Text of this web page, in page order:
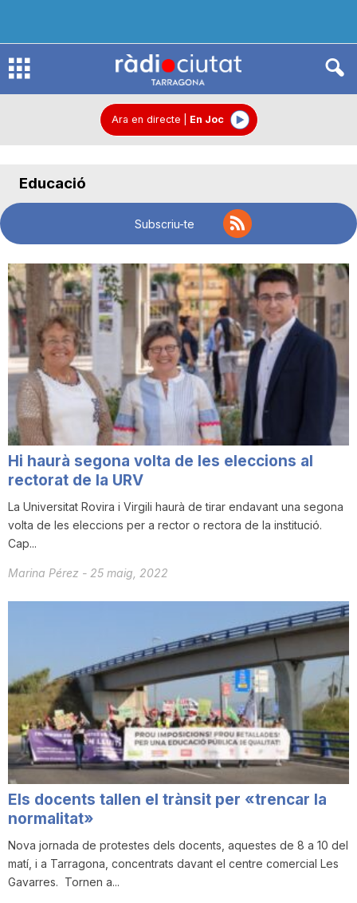
R
i
t
a
t
e
T
a
r
Ara en directe En Joc
Educació
Subscriu-te
Hi haurà segona volta de les eleccions al
rectorat de la URV
La Universitat Rovira i Virgili haurà de tirar endavant una segona
volta de les eleccions per a rector o rectora de la institució.
Cap...
Marina Pérez - 25 maig, 2022
Els docents tallen el trànsit per «trencar la
normalitat»
Nova jornada de protestes dels docents, aquestes de 8 a 10 del
matí, i a Tarragona, concentrats davant el centre comercial Les
Gavarres. Tornen a...